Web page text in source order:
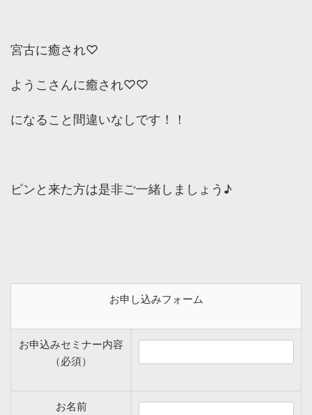
宮古に癒され♡
ようこさんに癒され♡♡
になること間違いなしです！！
ピンと来た方は是非ご一緒しましょう♪
お申し込みフォーム
お申込みセミナー内容
（必須）
お名前